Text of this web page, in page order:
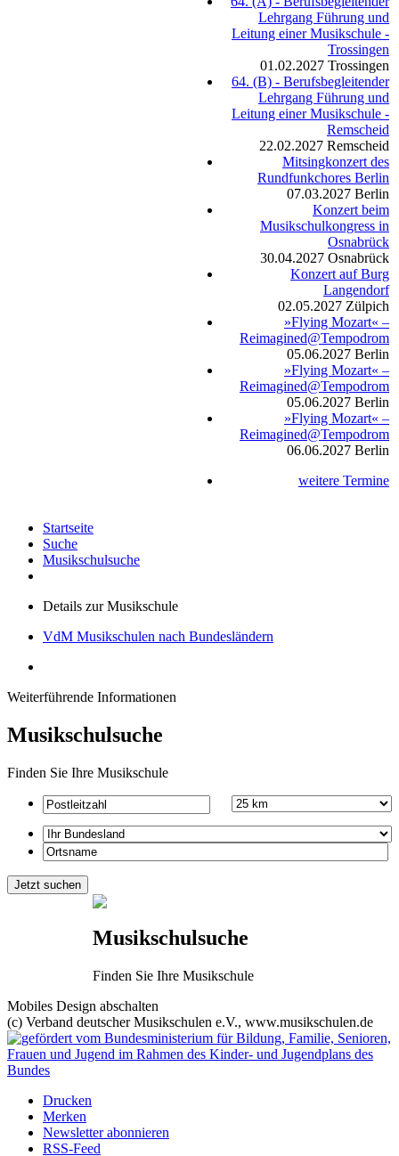
Lehrgang Führung und
Leitung einer Musikschule -
Trossingen
01.02.2027 Trossingen
64. (B) - Berufsbegleitender
Lehrgang Führung und
Leitung einer Musikschule -
Remscheid
22.02.2027 Remscheid
Mitsingkonzert des
Rundfunkchores Berlin
07.03.2027 Berlin
Konzert beim
Musikschulkongress in
Osnabrück
30.04.2027 Osnabrück
Konzert auf Burg
Langendorf
02.05.2027 Zülpich
»Flying Mozart« –
Reimagined@Tempodrom
05.06.2027 Berlin
»Flying Mozart« –
Reimagined@Tempodrom
05.06.2027 Berlin
»Flying Mozart« –
Reimagined@Tempodrom
06.06.2027 Berlin
weitere Termine
Startseite
Suche
Musikschulsuche
Details zur Musikschule
VdM Musikschulen nach Bundesländern
Weiterführende Informationen
Musikschulsuche
Finden Sie Ihre Musikschule
Musikschulsuche
Finden Sie Ihre Musikschule
Mobiles Design abschalten
(c) Verband deutscher Musikschulen e.V., www.musikschulen.de
Drucken
Merken
Newsletter abonnieren
RSS-Feed